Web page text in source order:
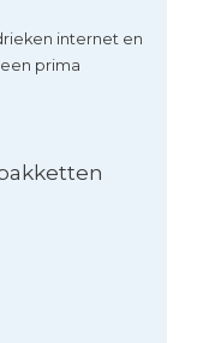
internet en
een prima